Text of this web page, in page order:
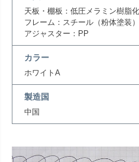
天板・棚板：低圧メラミン樹脂
フレーム：スチール（粉体塗装）
アジャスター：PP
カラー
ホワイトA
製造国
中国